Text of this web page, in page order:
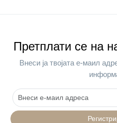
Претплати се на
Внеси ја твојата е-маил